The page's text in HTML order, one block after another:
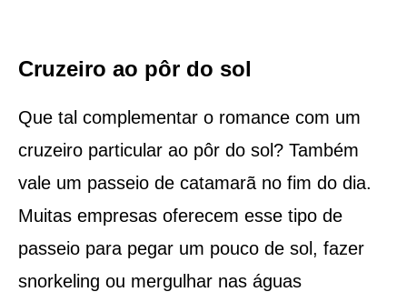
Cruzeiro ao pôr do sol
Que tal complementar o romance com um
cruzeiro particular ao pôr do sol? Também
vale um passeio de catamarã no fim do dia.
Muitas empresas oferecem esse tipo de
passeio para pegar um pouco de sol, fazer
snorkeling ou mergulhar nas águas